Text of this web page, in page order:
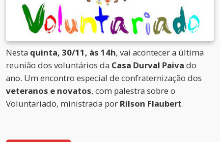
Nesta quinta, 30/11, às 14h, vai acontecer a última
reunião dos voluntários da Casa Durval Paiva do
ano. Um encontro especial de confraternização dos
veteranos e novatos, com palestra sobre o
Voluntariado, ministrada por Rilson Flaubert.